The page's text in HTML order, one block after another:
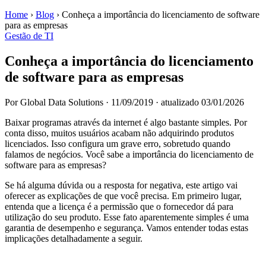
Home › Blog › Conheça a importância do licenciamento de software
para as empresas
Gestão de TI
Conheça a importância do licenciamento
de software para as empresas
Por Global Data Solutions · 11/09/2019 · atualizado 03/01/2026
Baixar programas através da internet é algo bastante simples. Por
conta disso, muitos usuários acabam não adquirindo produtos
licenciados. Isso configura um grave erro, sobretudo quando
falamos de negócios. Você sabe a importância do licenciamento de
software para as empresas?
Se há alguma dúvida ou a resposta for negativa, este artigo vai
oferecer as explicações de que você precisa. Em primeiro lugar,
entenda que a licença é a permissão que o fornecedor dá para
utilização do seu produto. Esse fato aparentemente simples é uma
garantia de desempenho e segurança. Vamos entender todas estas
implicações detalhadamente a seguir.